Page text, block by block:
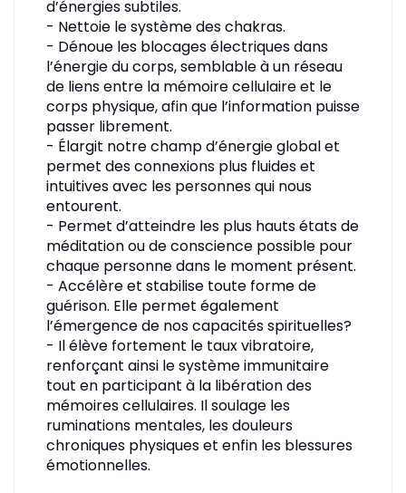
d’énergies subtiles.
- Nettoie le système des chakras.
- Dénoue les blocages électriques dans
l’énergie du corps, semblable à un réseau
de liens entre la mémoire cellulaire et le
corps physique, afin que l’information puisse
passer librement.
- Élargit notre champ d’énergie global et
permet des connexions plus fluides et
intuitives avec les personnes qui nous
entourent.
- Permet d’atteindre les plus hauts états de
méditation ou de conscience possible pour
chaque personne dans le moment présent.
- Accélère et stabilise toute forme de
guérison. Elle permet également
l’émergence de nos capacités spirituelles?
- Il élève fortement le taux vibratoire,
renforçant ainsi le système immunitaire
tout en participant à la libération des
mémoires cellulaires. Il soulage les
ruminations mentales, les douleurs
chroniques physiques et enfin les blessures
émotionnelles.